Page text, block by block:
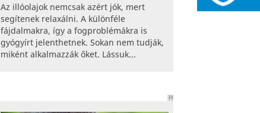
Az illóolajok nemcsak azért jók, mert
segítenek relaxálni. A különféle
fájdalmakra, így a fogproblémákra is
gyógyírt jelenthetnek. Sokan nem tudják,
miként alkalmazzák őket. Lássuk...
H